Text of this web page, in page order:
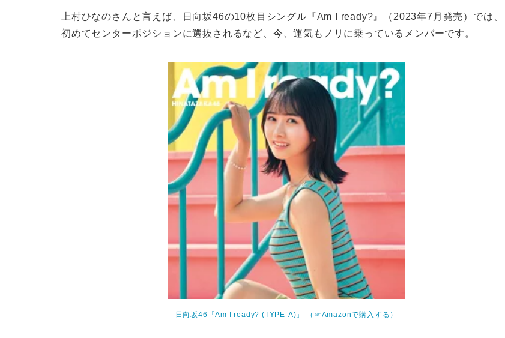
上村ひなのさんと言えば、日向坂46の10枚目シングル『Am I ready?』（2023年7月発売）では、
初めてセンターポジションに選抜されるなど、今、運気もノリに乗っているメンバーです。
日向坂46「Am I ready? (TYPE-A)」 （☞Amazonで購入する）